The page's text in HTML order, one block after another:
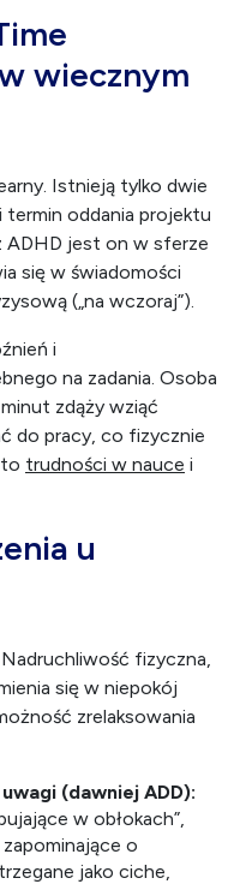
wiecznym
Istnieją tylko dwie
termin oddania projektu
ADHD jest on w sferze
się w świadomości
(„na wczoraj”).
i
na zadania. Osoba
zdąży wziąć
do pracy, co fizycznie
trudności w nauce i
u
fizyczna,
się w niepokój
zrelaksowania
(dawniej ADD):
w obłokach”,
o
jako ciche,